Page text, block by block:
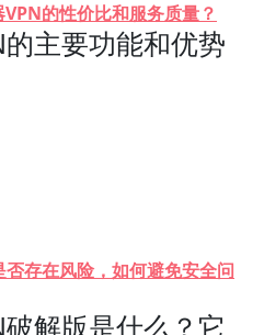
的性价比和服务质量？
主要功能和优势
存在风险，如何避免安全问
解版是什么？它